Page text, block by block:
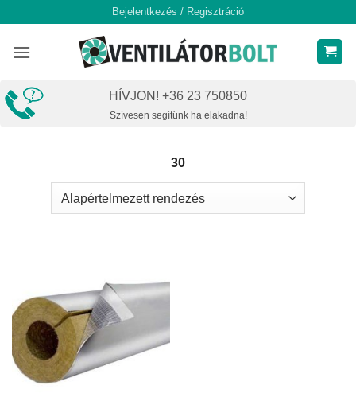
content
Bejelentkezés / Regisztráció
HÍVJON! +36 23 750850
Szívesen segítünk ha elakadna!
30